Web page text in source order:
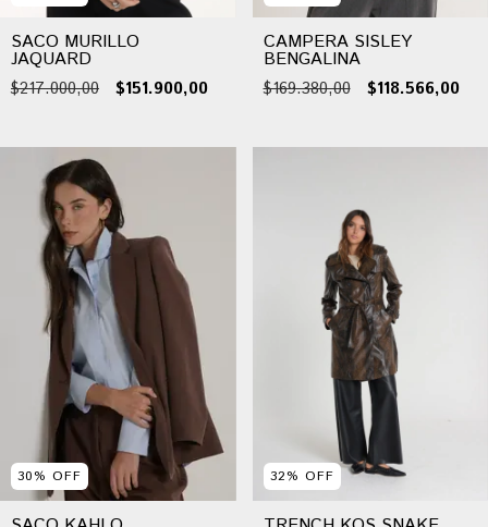
SACO MURILLO
JAQUARD
$217.000,00 $151.900,00
CAMPERA SISLEY
BENGALINA
$169.380,00 $118.566,00
30% OFF 32% OFF